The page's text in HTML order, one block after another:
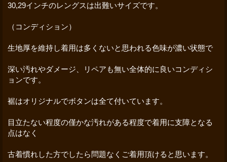
30,29インチのレングスは出難いサイズです。
（コンディション）
生地厚を維持し着用は多くないと思われる色味が濃い状態で
深い汚れやダメージ、リペアも無い全体的に良いコンディシ
ョンです。
裾はオリジナルでボタンは全て付いています。
目立たない程度の僅かな汚れがある程度で着用に支障となる
点はなく
古着慣れした方でしたら問題なくご着用頂けると思います。